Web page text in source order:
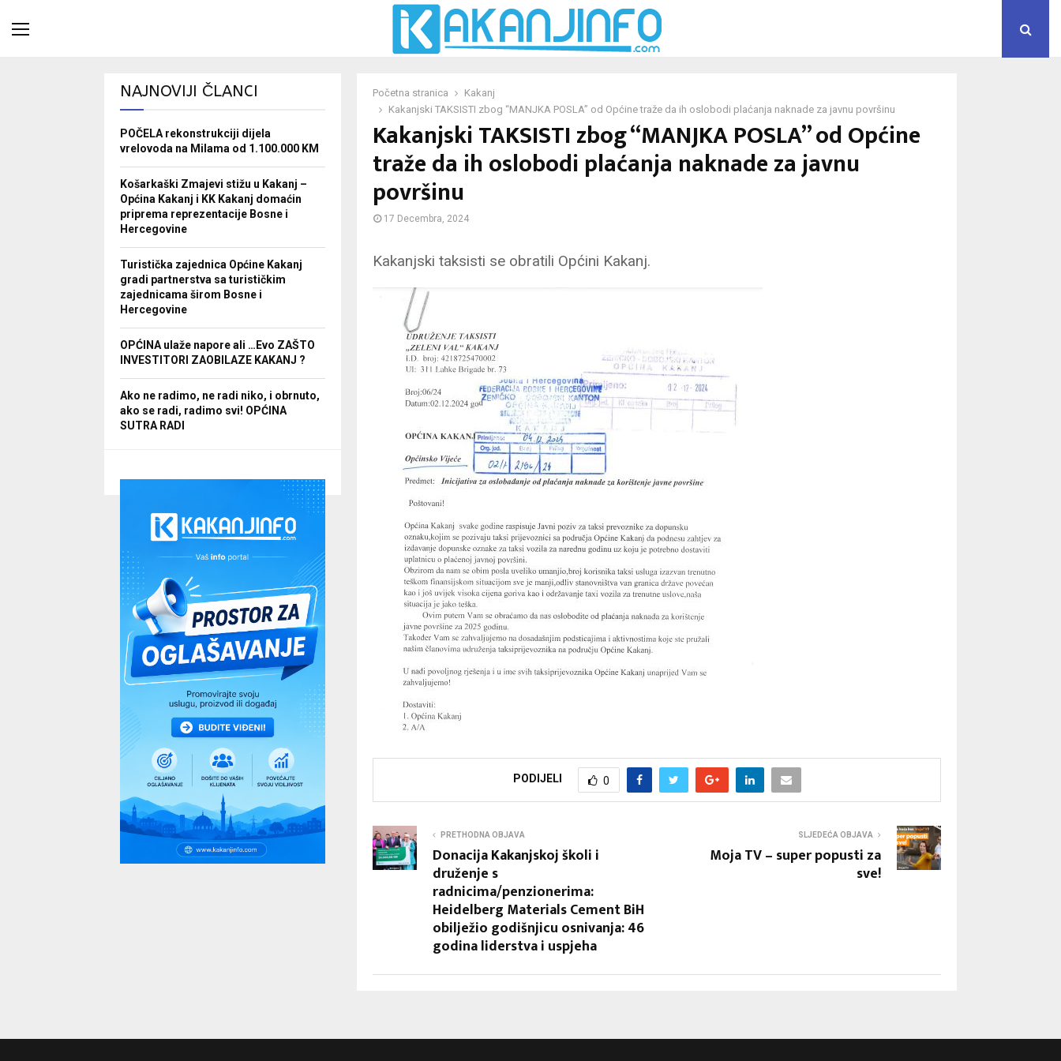
Početna stranica
Kakanj
Kakanjski TAKSISTI zbog “MANJKA POSLA” od Općine traže da ih oslobodi plaćanja naknade za javnu površinu
Kakanjski TAKSISTI zbog “MANJKA POSLA” od Općine
traže da ih oslobodi plaćanja naknade za javnu
površinu
17 Decembra, 2024
Kakanjski taksisti se obratili Općini Kakanj.
PODIJELI 0
PRETHODNA OBJAVA
Donacija Kakanjskoj školi i
druženje s
radnicima/penzionerima:
Heidelberg Materials Cement BiH
obilježio godišnjicu osnivanja: 46
godina liderstva i uspjeha
SLJEDEĆA OBJAVA
Moja TV – super popusti za
sve!
NAJNOVIJI ČLANCI
POČELA rekonstrukciji dijela
vrelovoda na Milama od 1.100.000 KM
Košarkaški Zmajevi stižu u Kakanj –
Općina Kakanj i KK Kakanj domaćin
priprema reprezentacije Bosne i
Hercegovine
Turistička zajednica Općine Kakanj
gradi partnerstva sa turističkim
zajednicama širom Bosne i
Hercegovine
OPĆINA ulaže napore ali …Evo ZAŠTO
INVESTITORI ZAOBILAZE KAKANJ ?
Ako ne radimo, ne radi niko, i obrnuto,
ako se radi, radimo svi! OPĆINA
SUTRA RADI